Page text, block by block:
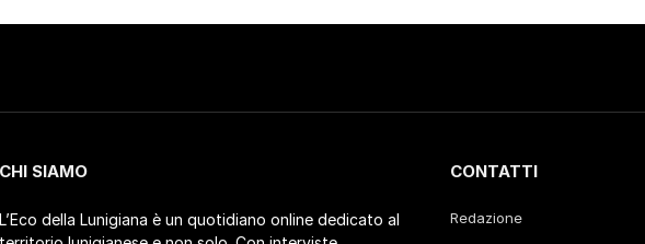
CHI SIAMO
L’Eco della Lunigiana è un quotidiano online dedicato al
CONTATTI
Redazione